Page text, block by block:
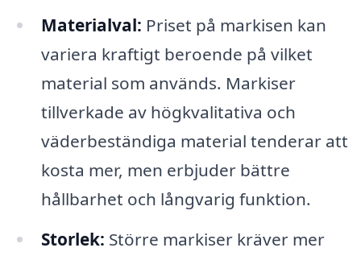
Materialval: Priset på markisen kan
variera kraftigt beroende på vilket
material som används. Markiser
tillverkade av högkvalitativa och
väderbeständiga material tenderar att
kosta mer, men erbjuder bättre
hållbarhet och långvarig funktion.
Storlek: Större markiser kräver mer